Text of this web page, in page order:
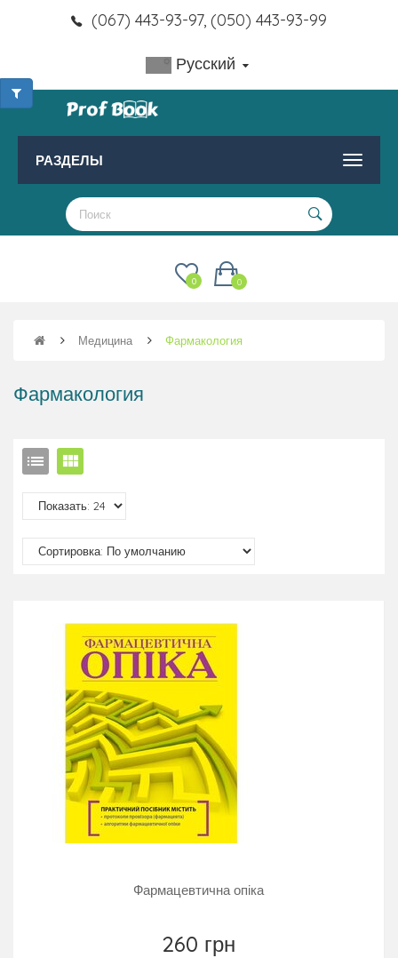
(067) 443-93-97, (050) 443-93-99
Русский
РАЗДЕЛЫ
0
0
Медицина Фармакология
Фармакология
Фармацевтична опіка
260 грн